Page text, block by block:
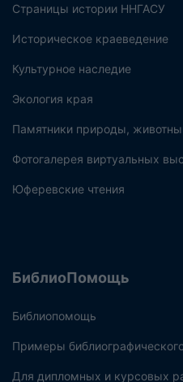
Страницы истории ННГАСУ
Историческое краеведение
Культурное наследие
Экология края
Памятники природы,
Фотогалерея виртуальных
Юферевские чтения
БиблиоПомощь
Библиопомощь
Примеры
Для дипломных и курсовых